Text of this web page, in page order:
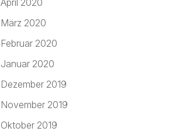
April 2020
März 2020
Februar 2020
Januar 2020
Dezember 2019
November 2019
Oktober 2019